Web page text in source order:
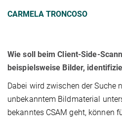
CARMELA TRONCOSO
Wie soll beim Client-Side-
beispielsweise Bilder,
Dabei wird zwischen der Suche
unbekanntem Bildmaterial
bekanntes CSAM geht, können